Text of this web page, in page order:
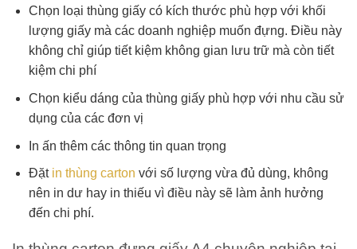
Chọn loại thùng giấy có kích thước phù hợp với khối
lượng giấy mà các doanh nghiệp muốn đựng. Điều này
không chỉ giúp tiết kiệm không gian lưu trữ mà còn tiết
kiệm chi phí
Chọn kiểu dáng của thùng giấy phù hợp với nhu cầu sử
dụng của các đơn vị
In ấn thêm các thông tin quan trọng
Đặt in thùng carton với số lượng vừa đủ dùng, không
nên in dư hay in thiếu vì điều này sẽ làm ảnh hưởng
đến chi phí.